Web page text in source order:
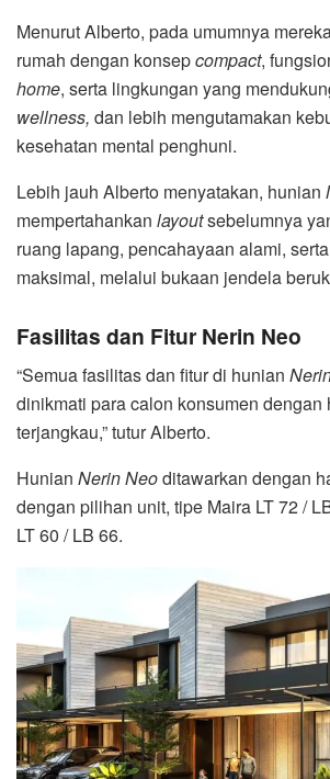
Menurut Alberto, pada umumnya
rumah dengan konsepcompact,
home, serta lingkungan yang
wellness, dan lebih mengutamakan
kesehatan mental penghuni.
Lebih jauh Alberto menyatakan, hunian
mempertahankan layoutsebelumnya
ruang lapang, pencahayaan alami,
maksimal, melalui bukaan jendela
Fasilitas dan Fitur Nerin Neo
“Semua fasilitas dan fitur di hunian
dinikmati para calon konsumen dengan
terjangkau,” tutur Alberto.
Hunian Nerin Neoditawarkan dengan
dengan pilihan unit, tipe Maira LT 72 /
LT 60 / LB 66.